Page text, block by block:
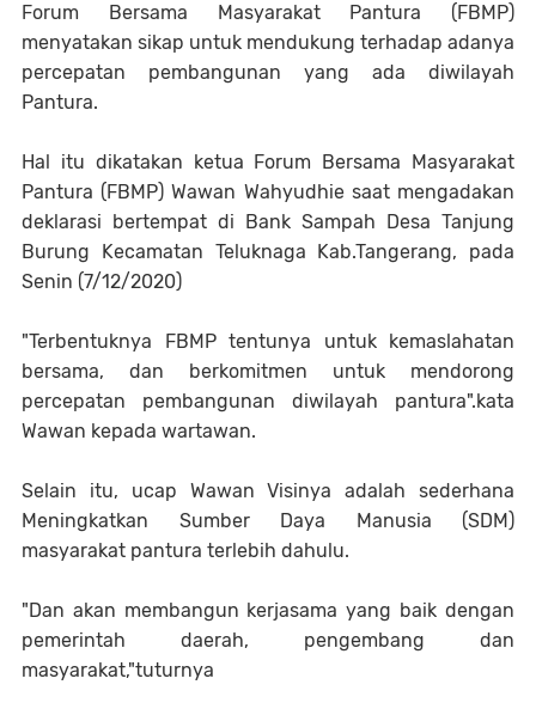
Forum Bersama Masyarakat Pantura (FBMP)
menyatakan sikap untuk mendukung terhadap adanya
percepatan pembangunan yang ada diwilayah
Pantura.
Hal itu dikatakan ketua Forum Bersama Masyarakat
Pantura (FBMP) Wawan Wahyudhie saat mengadakan
deklarasi bertempat di Bank Sampah Desa Tanjung
Burung Kecamatan Teluknaga Kab.Tangerang, pada
Senin (7/12/2020)
"Terbentuknya FBMP tentunya untuk kemaslahatan
bersama, dan berkomitmen untuk mendorong
percepatan pembangunan diwilayah pantura".kata
Wawan kepada wartawan.
Selain itu, ucap Wawan Visinya adalah sederhana
Meningkatkan Sumber Daya Manusia (SDM)
masyarakat pantura terlebih dahulu.
"Dan akan membangun kerjasama yang baik dengan
pemerintah daerah, pengembang dan
masyarakat,"tuturnya